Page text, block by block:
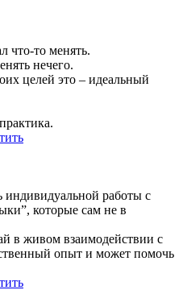
что-то менять.
нечего.
целей это – идеальный
индивидуальной работы с
которые сам не в
в живом взаимодействии с
опыт и может помочь